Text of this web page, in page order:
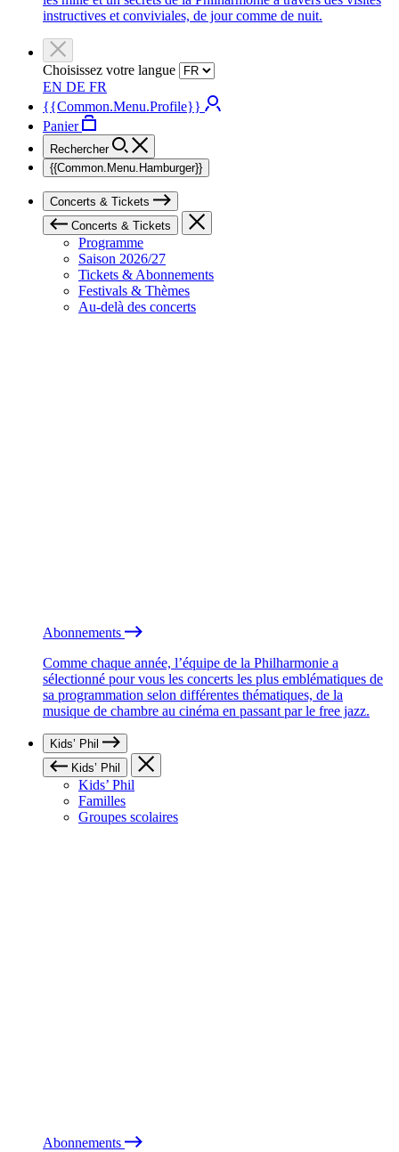
instructives et conviviales, de jour comme de nuit.
Choisissez votre langue
EN DE FR
{{Common.Menu.Profile}}
Panier
Rechercher
{{Common.Menu.Hamburger}}
Concerts & Tickets
Concerts & Tickets
Programme
Saison 2026/27
Tickets & Abonnements
Festivals & Thèmes
Au-delà des concerts
Abonnements
Comme chaque année, l’équipe de la Philharmonie a
sélectionné pour vous les concerts les plus emblématiques de
sa programmation selon différentes thématiques, de la
musique de chambre au cinéma en passant par le free jazz.
Kids’ Phil
Kids’ Phil
Kids’ Phil
Familles
Groupes scolaires
Abonnements